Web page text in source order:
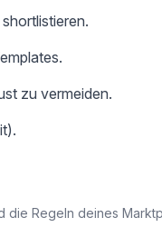
zu vermeiden.
die Regeln deines